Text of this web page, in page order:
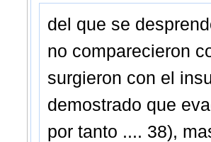
del que se
no comparecieron
surgieron con el
demostrado que
por tanto .... 38),